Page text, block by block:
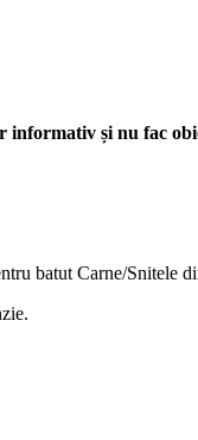
informativ și nu fac
batut Carne/Snitele